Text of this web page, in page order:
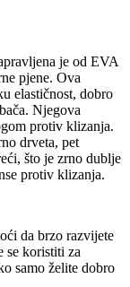
je od EVA
pjene. Ova
elastičnost, dobro
Njegova
protiv klizanja.
drveta, pet
što je zrno dublje
protiv klizanja.
da brzo razvijete
se koristiti za
samo želite dobro